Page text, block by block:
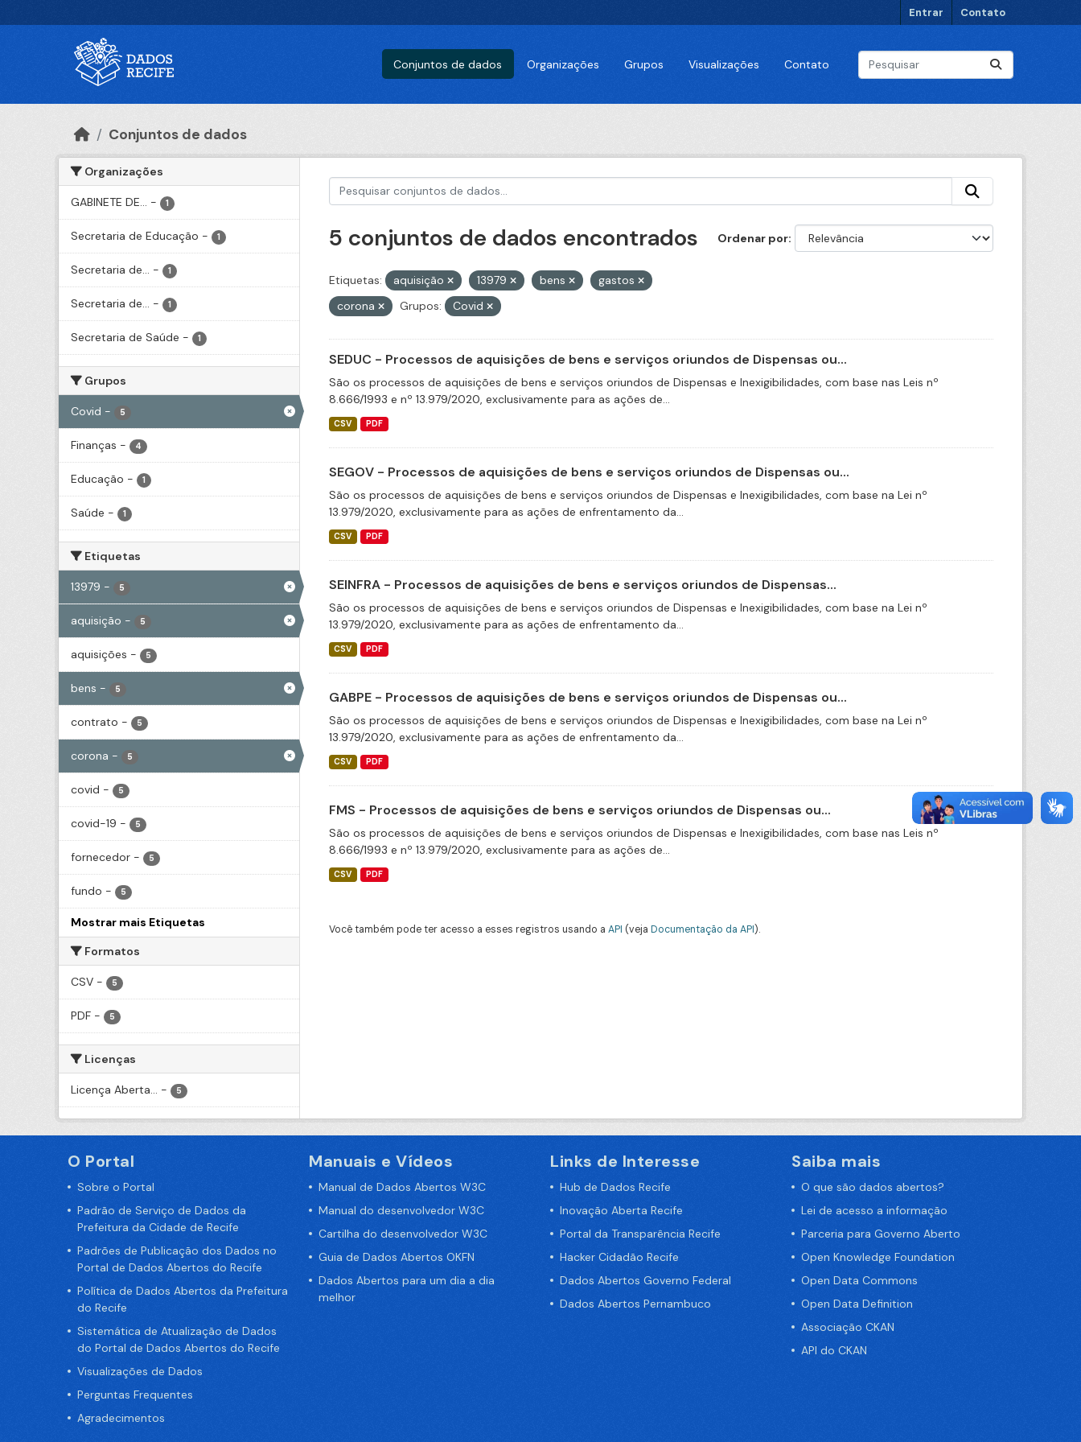
Entrar Contato
Conjuntos de dados Organizações Grupos Visualizações Contato
Conjuntos de dados
Organizações
GABINETE DE... - 1
Secretaria de Educação - 1
Secretaria de... - 1
Secretaria de... - 1
Secretaria de Saúde - 1
Grupos
Covid - 5
Finanças - 4
Educação - 1
Saúde - 1
Etiquetas
13979 - 5
aquisição - 5
aquisições - 5
bens - 5
contrato - 5
corona - 5
covid - 5
covid-19 - 5
fornecedor - 5
fundo - 5
Mostrar mais Etiquetas
Formatos
CSV - 5
PDF - 5
Licenças
Licença Aberta... - 5
Ordenar por
5 conjuntos de dados encontrados
Etiquetas: aquisição 13979 bens
gastos
corona
Grupos: Covid
SEDUC - Processos de aquisições de bens e serviços oriundos de Dispensas ou...
São os processos de aquisições de bens e serviços oriundos de Dispensas e Inexigibilidades, com base nas Leis nº
8.666/1993 e nº 13.979/2020, exclusivamente para as ações de...
CSV PDF
SEGOV - Processos de aquisições de bens e serviços oriundos de Dispensas ou...
São os processos de aquisições de bens e serviços oriundos de Dispensas e Inexigibilidades, com base na Lei nº
13.979/2020, exclusivamente para as ações de enfrentamento da...
CSV PDF
SEINFRA - Processos de aquisições de bens e serviços oriundos de Dispensas...
São os processos de aquisições de bens e serviços oriundos de Dispensas e Inexigibilidades, com base na Lei nº
13.979/2020, exclusivamente para as ações de enfrentamento da...
CSV PDF
GABPE - Processos de aquisições de bens e serviços oriundos de Dispensas ou...
São os processos de aquisições de bens e serviços oriundos de Dispensas e Inexigibilidades, com base na Lei nº
13.979/2020, exclusivamente para as ações de enfrentamento da...
CSV PDF
FMS - Processos de aquisições de bens e serviços oriundos de Dispensas ou...
São os processos de aquisições de bens e serviços oriundos de Dispensas e Inexigibilidades, com base nas Leis nº
8.666/1993 e nº 13.979/2020, exclusivamente para as ações de...
CSV PDF
Você também pode ter acesso a esses registros usando a API (veja Documentação da API).
O Portal
Sobre o Portal
Padrão de Serviço de Dados da
Prefeitura da Cidade de Recife
Padrões de Publicação dos Dados no
Portal de Dados Abertos do Recife
Política de Dados Abertos da Prefeitura
do Recife
Sistemática de Atualização de Dados
do Portal de Dados Abertos do Recife
Visualizações de Dados
Perguntas Frequentes
Agradecimentos
Manuais e Vídeos
Manual de Dados Abertos W3C
Manual do desenvolvedor W3C
Cartilha do desenvolvedor W3C
Guia de Dados Abertos OKFN
Dados Abertos para um dia a dia
melhor
Links de Interesse
Hub de Dados Recife
Inovação Aberta Recife
Portal da Transparência Recife
Hacker Cidadão Recife
Dados Abertos Governo Federal
Dados Abertos Pernambuco
Saiba mais
O que são dados abertos?
Lei de acesso a informação
Parceria para Governo Aberto
Open Knowledge Foundation
Open Data Commons
Open Data Definition
Associação CKAN
API do CKAN